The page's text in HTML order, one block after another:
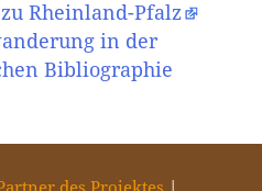
Rheinland-Pfalz
in der
Bibliographie
des Projektes